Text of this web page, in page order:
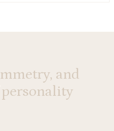
and